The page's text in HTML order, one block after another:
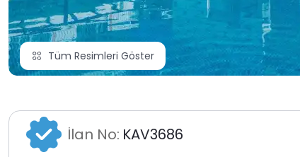
Tüm Resimleri Göster
İlan No: KAV3686